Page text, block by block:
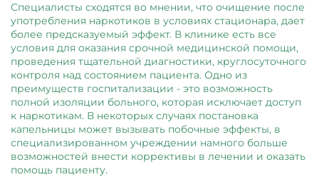
Специалисты сходятся во мнении, что очищение после
употребления наркотиков в условиях стационара, дает
более предсказуемый эффект. В клинике есть все
условия для оказания срочной медицинской помощи,
проведения тщательной диагностики, круглосуточного
контроля над состоянием пациента. Одно из
преимуществ госпитализации - это возможность
полной изоляции больного, которая исключает доступ
к наркотикам. В некоторых случаях постановка
капельницы может вызывать побочные эффекты, в
специализированном учреждении намного больше
возможностей внести коррективы в лечении и оказать
помощь пациенту.